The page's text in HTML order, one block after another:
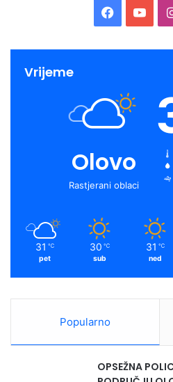
Facebook
Vrijeme
Olovo
Rastjerani oblaci
31 ℃
pet
30 ℃
sub
31 ℃
ned
Popularno
OPSEŽNA